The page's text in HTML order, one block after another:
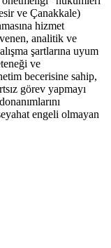
ve Çanakkale)
hizmet
analitik ve
şartlarına uyum
ve
becerisine sahip,
görev yapmayı
engeli olmayan